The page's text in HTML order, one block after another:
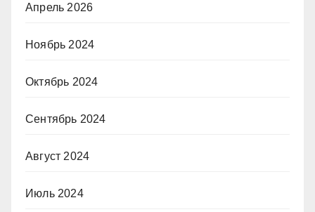
Апрель 2026
Ноябрь 2024
Октябрь 2024
Сентябрь 2024
Август 2024
Июль 2024